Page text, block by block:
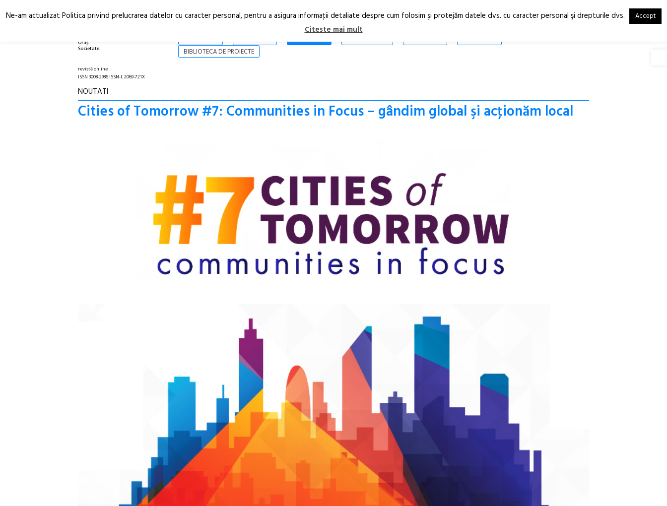
Oraș.
Societate.
RO
EN
STIRI
BIBLIOTECA DE PROIECTE
revistă online
ISSN 3008-2986 ISSN-L 2069-721X
NOUTATI
Cities of Tomorrow #7: Communities in Focus – gândim global şi acţionăm local
Ne-am actualizat Politica privind prelucrarea datelor cu caracter personal, pentru a asigura informaţii detaliate despre cum folosim şi protejăm datele dvs. cu caracter personal şi drepturile dvs. Accept
Citeste mai mult